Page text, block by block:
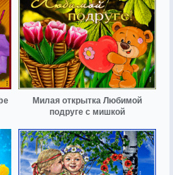
Милая открытка Любимой
подруге с мишкой